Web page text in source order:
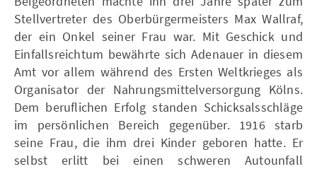
Stellvertreter des Oberbürgermeisters Max Wallraf,
der ein Onkel seiner Frau war. Mit Geschick und
Einfallsreichtum bewährte sich Adenauer in diesem
Amt vor allem während des Ersten Weltkrieges als
Organisator der Nahrungsmittelversorgung Kölns.
Dem beruflichen Erfolg standen Schicksalsschläge
im persönlichen Bereich gegenüber. 1916 starb
seine Frau, die ihm drei Kinder geboren hatte. Er
selbst erlitt bei einen schweren Autounfall